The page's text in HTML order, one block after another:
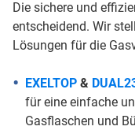
Die sichere und
entscheidend. Wir
Lösungen für die
EXELTOP &
für eine einfache
Gasflaschen und